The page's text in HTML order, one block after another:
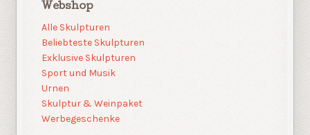
Webshop
Alle Skulpturen
Beliebteste Skulpturen
Exklusive Skulpturen
Sport und Musik
Urnen
Skulptur & Weinpaket
Werbegeschenke